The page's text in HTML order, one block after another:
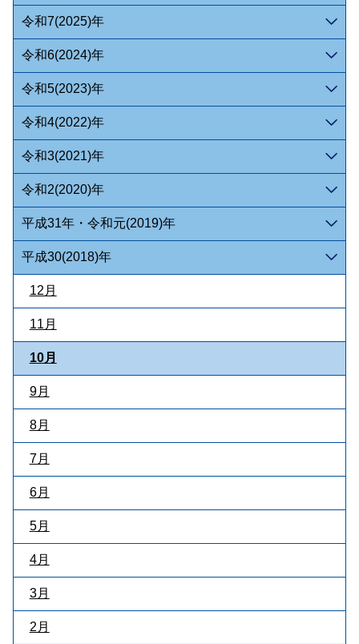
令和7(2025)年
令和6(2024)年
令和5(2023)年
令和4(2022)年
令和3(2021)年
令和2(2020)年
平成31年・令和元(2019)年
平成30(2018)年
12月
11月
10月
9月
8月
7月
6月
5月
4月
3月
2月